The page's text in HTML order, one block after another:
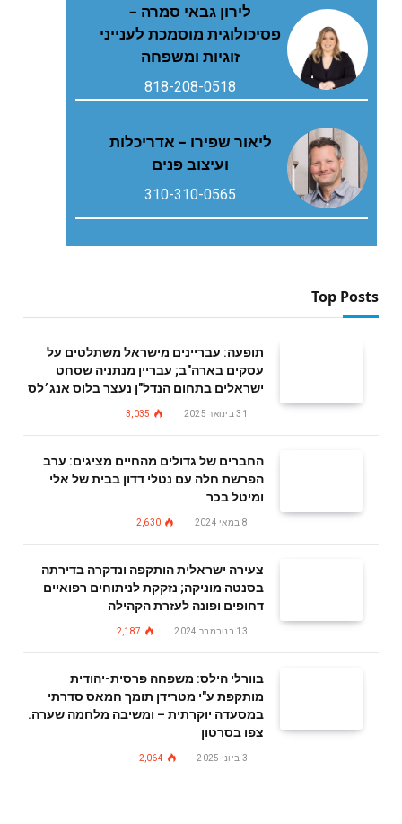
לירון גבאי סמרה –
פסיכולוגית מוסמכת לענייני
זוגיות ומשפחה
818-208-0518
ליאור שפירו – אדריכלות
ועיצוב פנים
310-310-0565
Top Posts
תופעה: עבריינים מישראל משתלטים על
עסקים בארה"ב; עבריין מנתניה שסחט
ישראלים בתחום הנדל"ן נעצר בלוס אנג׳לס
31 בינואר 2025 3,035
החברים של גדולים מהחיים מציגים: ערב
הפרשת חלה עם נטלי דדון בבית של אלי
ומיטל בכר
8 במאי 2024 2,630
צעירה ישראלית הותקפה ונדקרה בדירתה
בסנטה מוניקה; נזקקת לניתוחים רפואיים
דחופים ופונה לעזרת הקהילה
13 בנובמבר 2024 2,187
בוורלי הילס: משפחה פרסית-יהודית
מותקפת ע"י מטרידן תומך חמאס סדרתי
במסעדה יוקרתית – ומשיבה מלחמה שערה.
צפו בסרטון
3 ביוני 2025 2,064